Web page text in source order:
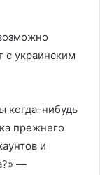
с украинским
когда-нибудь
прежнего
и
—